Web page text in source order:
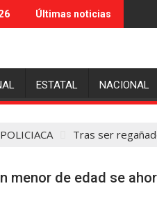
Últimas noticias
ESTATAL NACIONAL
POLICIACA Tras ser
menor de edad se